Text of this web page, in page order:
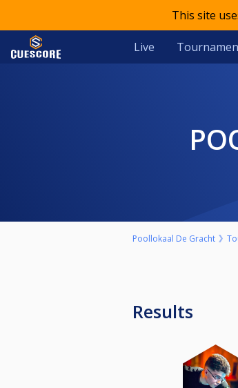
This site
Live
Poollokaal De Gracht
Results